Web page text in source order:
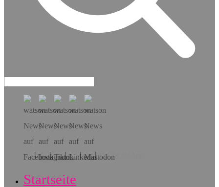
Hol dir die App!
Startseite